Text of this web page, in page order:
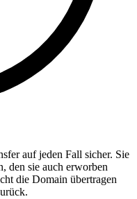
auf jeden Fall sicher. Sie
den sie auch erworben
die Domain übertragen